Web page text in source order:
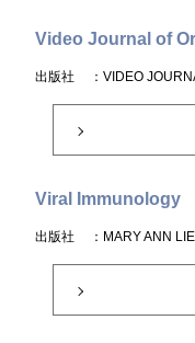
Video Journal of
出版社 ：VIDEO
Viral Immunology
出版社 ：MARY ANN